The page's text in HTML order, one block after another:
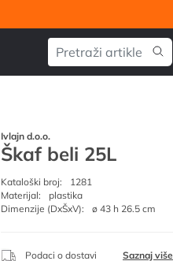
Ivlajn d.o.o.
Škaf beli 25L
Kataloški broj:
1281
Materijal:
plastika
Dimenzije (DxŠxV):
ø 43 h 26.5 cm
Podaci o dostavi Saznaj više